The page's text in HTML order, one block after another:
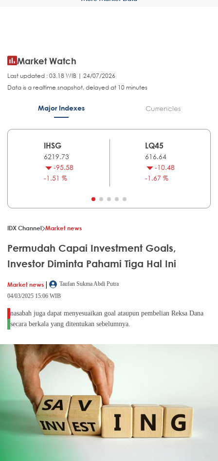
Market Watch
Last updated : 03.18 WIB | 24/07/2026
Data is a realtime snapshot, delayed at 10 minutes
Major Indexes Currencies
IHSG
6219.73
-95.58
-1.51 %
LQ45
616.64
-10.48
-1.67 %
IDX Channel Market news
Permudah Capai Investment Goals,
Investor Diminta Pahami Tiga Hal Ini
Market news |
Taufan Sukma Abdi Putra
04/03/2025 15:06 WIB
nasabah juga dapat menyesuaikan goal ataupun pembelian Reksa Dana
secara berkala yang ditentukan sebelumnya.